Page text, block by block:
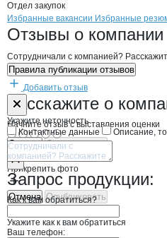
Отдел закупок
Брендыкомпани
Вакансии вРезука
Избранные вакансии Избранные
Новости oРезука
Отзывы о компании
Сотрудничали с компанией?
Правила публикации отзывов
Добавить отзыв
Расскажите о
Начните отзыв с выставления оценки
Прикрепить фото
Отмена Опубликовать
Форма обратной
Укажите неточность
Контактные данные
Описание,
Отмена Опубликовать
Запрос продукции:
Как к вам обратиться?
Укажите как к вам обратиться
Ваш телефон: